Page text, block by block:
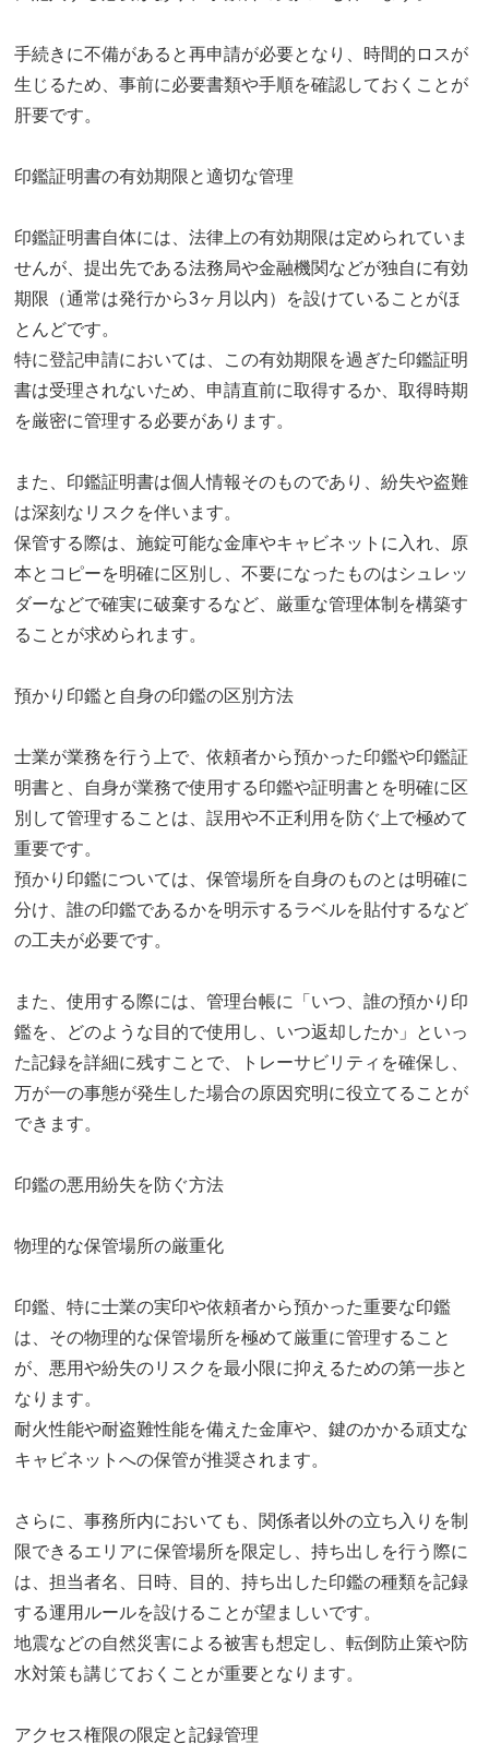
手続きに不備があると再申請が必要となり、時間的ロスが
生じるため、事前に必要書類や手順を確認しておくことが
肝要です。
印鑑証明書の有効期限と適切な管理
印鑑証明書自体には、法律上の有効期限は定められていま
せんが、提出先である法務局や金融機関などが独自に有効
期限（通常は発行から3ヶ月以内）を設けていることがほ
とんどです。
特に登記申請においては、この有効期限を過ぎた印鑑証明
書は受理されないため、申請直前に取得するか、取得時期
を厳密に管理する必要があります。
また、印鑑証明書は個人情報そのものであり、紛失や盗難
は深刻なリスクを伴います。
保管する際は、施錠可能な金庫やキャビネットに入れ、原
本とコピーを明確に区別し、不要になったものはシュレッ
ダーなどで確実に破棄するなど、厳重な管理体制を構築す
ることが求められます。
預かり印鑑と自身の印鑑の区別方法
士業が業務を行う上で、依頼者から預かった印鑑や印鑑証
明書と、自身が業務で使用する印鑑や証明書とを明確に区
別して管理することは、誤用や不正利用を防ぐ上で極めて
重要です。
預かり印鑑については、保管場所を自身のものとは明確に
分け、誰の印鑑であるかを明示するラベルを貼付するなど
の工夫が必要です。
また、使用する際には、管理台帳に「いつ、誰の預かり印
鑑を、どのような目的で使用し、いつ返却したか」といっ
た記録を詳細に残すことで、トレーサビリティを確保し、
万が一の事態が発生した場合の原因究明に役立てることが
できます。
印鑑の悪用紛失を防ぐ方法
物理的な保管場所の厳重化
印鑑、特に士業の実印や依頼者から預かった重要な印鑑
は、その物理的な保管場所を極めて厳重に管理すること
が、悪用や紛失のリスクを最小限に抑えるための第一歩と
なります。
耐火性能や耐盗難性能を備えた金庫や、鍵のかかる頑丈な
キャビネットへの保管が推奨されます。
さらに、事務所内においても、関係者以外の立ち入りを制
限できるエリアに保管場所を限定し、持ち出しを行う際に
は、担当者名、日時、目的、持ち出した印鑑の種類を記録
する運用ルールを設けることが望ましいです。
地震などの自然災害による被害も想定し、転倒防止策や防
水対策も講じておくことが重要となります。
アクセス権限の限定と記録管理